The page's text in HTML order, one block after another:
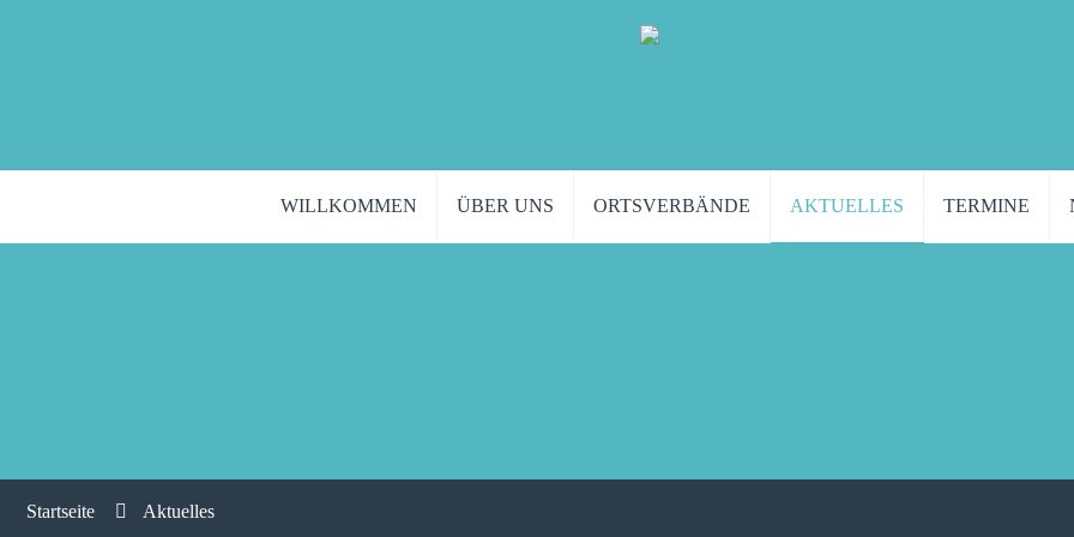
WILLKOMMEN ÜBER UNS ORTSVERBÄNDE AKTUELLES TERMINE
Startseite Aktuelles